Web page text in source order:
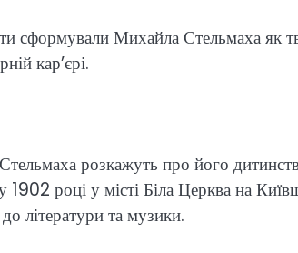
сформували Михайла Стельмаха як
кар’єрі.
розкажуть про його
році у місті Біла Церква на
літератури та музики.